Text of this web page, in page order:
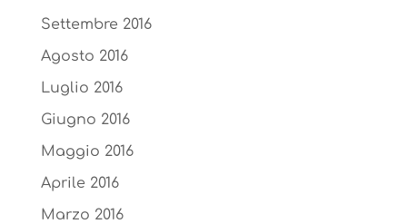
Settembre 2016
Agosto 2016
Luglio 2016
Giugno 2016
Maggio 2016
Aprile 2016
Marzo 2016